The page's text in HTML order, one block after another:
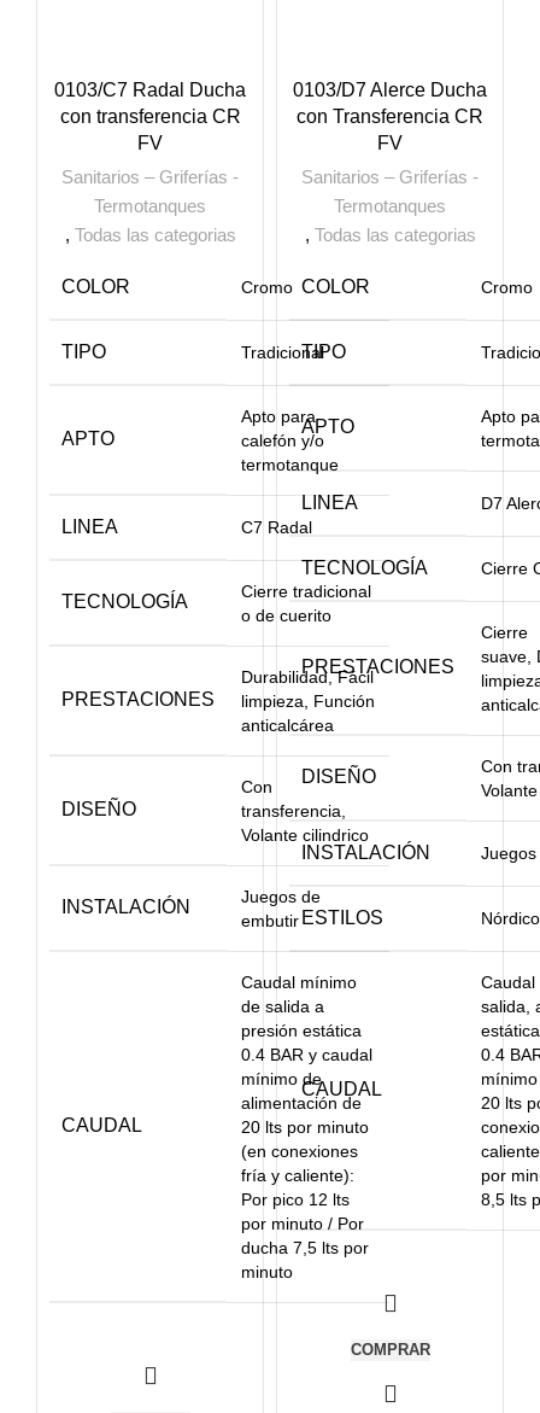
0103/C7 Radal Ducha
con transferencia CR
FV
Sanitarios – Griferías -
Termotanques
, Todas las categorias
COLOR Cromo
TIPO Tradicional
APTO
Apto para
calefón y/o
termotanque
LINEA C7 Radal
TECNOLOGÍA
Cierre tradicional
o de cuerito
PRESTACIONES
Durabilidad, Fácil
limpieza, Función
anticalcárea
DISEÑO
Con
transferencia,
Volante cilindrico
INSTALACIÓN
Juegos de
embutir
CAUDAL
Caudal mínimo
de salida a
presión estática
0.4 BAR y caudal
mínimo de
alimentación de
20 lts por minuto
(en conexiones
fría y caliente):
Por pico 12 lts
por minuto / Por
ducha 7,5 lts por
minuto
0103/D7 Alerce Ducha
con Transferencia CR
FV
Sanitarios – Griferías -
Termotanques
, Todas las categorias
COLOR Cromo
TIPO
APTO
Apto
LINEA D7
TECNOLOGÍA Cierre
PRESTACIONES
Cierre
suave,
DISEÑO
Con
INSTALACIÓN
ESTILOS Nórdico
CAUDAL
Caudal
salida,
0.4
20 lts
por
8,5 lts
COMPRAR